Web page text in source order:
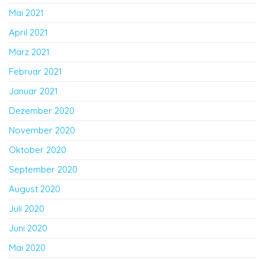
Mai 2021
April 2021
März 2021
Februar 2021
Januar 2021
Dezember 2020
November 2020
Oktober 2020
September 2020
August 2020
Juli 2020
Juni 2020
Mai 2020